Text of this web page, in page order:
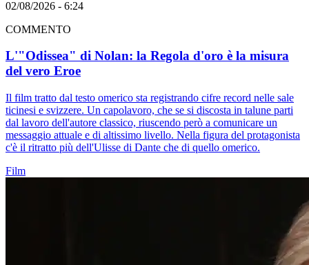
02/08/2026 - 6:24
COMMENTO
L'"Odissea" di Nolan: la Regola d'oro è la misura
del vero Eroe
Il film tratto dal testo omerico sta registrando cifre record nelle sale
ticinesi e svizzere. Un capolavoro, che se si discosta in talune parti
dal lavoro dell'autore classico, riuscendo però a comunicare un
messaggio attuale e di altissimo livello. Nella figura del protagonista
c'è il ritratto più dell'Ulisse di Dante che di quello omerico.
Film